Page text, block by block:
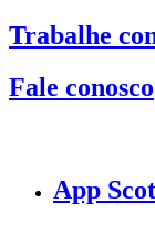
Trabalhe
Fale conosco
App